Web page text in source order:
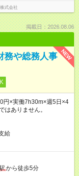
式会社
掲載日：2026.08.06
NEW
務や総務人事
×実働7h30m×週5日×4
ありません。
給
から徒歩5分